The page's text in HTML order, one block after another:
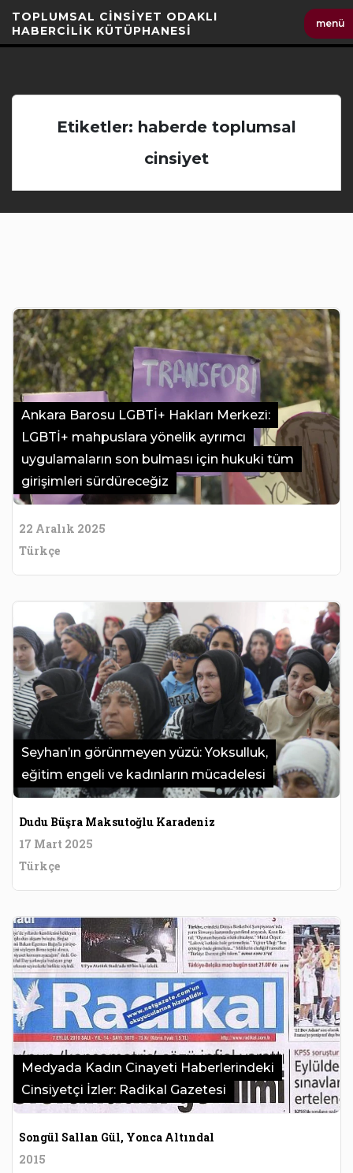
Geç
TOPLUMSAL CİNSİYET ODAKLI
HABERCİLİK KÜTÜPHANESİ
menü
Etiketler: haberde toplumsal
cinsiyet
Ankara Barosu LGBTİ+ Hakları Merkezi:
LGBTİ+ mahpuslara yönelik ayrımcı
uygulamaların son bulması için hukuki tüm
girişimleri sürdüreceğiz
22 Aralık 2025
Türkçe
Seyhan’ın görünmeyen yüzü: Yoksulluk,
eğitim engeli ve kadınların mücadelesi
Dudu Büşra Maksutoğlu Karadeniz
17 Mart 2025
Türkçe
Medyada Kadın Cinayeti Haberlerindeki
Cinsiyetçi İzler: Radikal Gazetesi
Songül Sallan Gül, Yonca Altındal
2015